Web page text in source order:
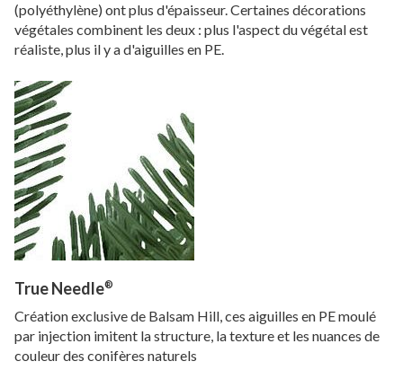
(polyéthylène) ont plus d'épaisseur. Certaines décorations
végétales combinent les deux : plus l'aspect du végétal est
réaliste, plus il y a d'aiguilles en PE.
True Needle®
Création exclusive de Balsam Hill, ces aiguilles en PE moulé
par injection imitent la structure, la texture et les nuances de
couleur des conifères naturels